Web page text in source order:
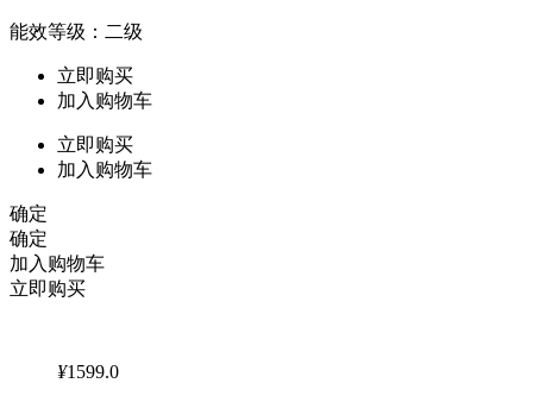
能效等级：二级
立即购买
加入购物车
立即购买
加入购物车
确定
确定
加入购物车
立即购买
¥1599.0